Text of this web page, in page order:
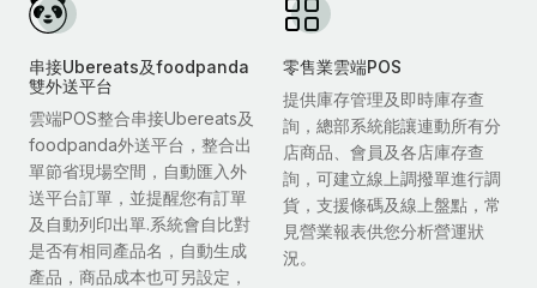
串接Ubereats及foodpanda
雙外送平台
雲端POS整合串接Ubereats及
foodpanda外送平台，整合出
單節省現場空間，自動匯入外
送平台訂單，並提醒您有訂單
及自動列印出單.系統會自比對
是否有相同產品名，自動生成
產品，商品成本也可另設定，
零售業雲端POS
提供庫存管理及即時庫存查
詢，總部系統能讓連動所有分
店商品、會員及各店庫存查
詢，可建立線上調撥單進行調
貨，支援條碼及線上盤點，常
見營業報表供您分析營運狀
況。